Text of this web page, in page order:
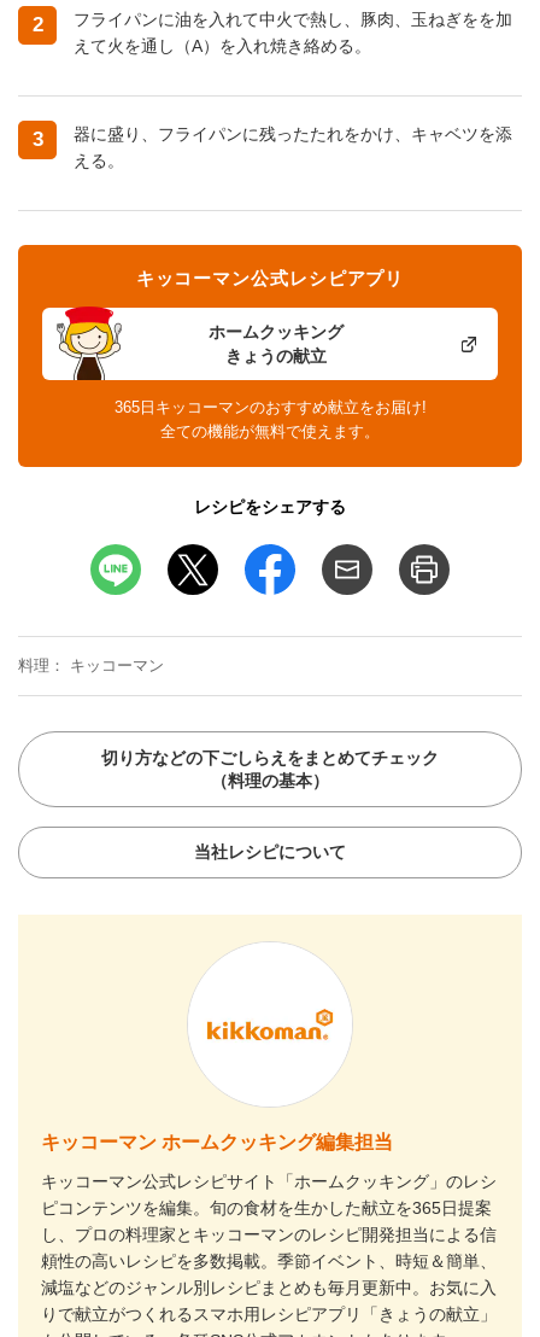
2
フライパンに油を入れて中火で熱し、豚肉、玉ねぎをを加
えて火を通し（A）を入れ焼き絡める。
3
器に盛り、フライパンに残ったたれをかけ、キャベツを添
える。
ホームクッキング
きょうの献立
キッコーマン公式レシピアプリ
365日キッコーマンのおすすめ献立をお届け!
全ての機能が無料で使えます。
レシピをシェアする
料理 キッコーマン
切り方などの下ごしらえをまとめてチェック
（料理の基本）
当社レシピについて
キッコーマン ホームクッキング編集担当
キッコーマン公式レシピサイト「ホームクッキング」のレシ
ピコンテンツを編集。旬の食材を生かした献立を365日提案
し、プロの料理家とキッコーマンのレシピ開発担当による信
頼性の高いレシピを多数掲載。季節イベント、時短＆簡単、
減塩などのジャンル別レシピまとめも毎月更新中。お気に入
りで献立がつくれるスマホ用レシピアプリ「きょうの献立」